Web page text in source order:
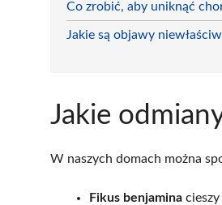
Co zrobić, aby uniknąć
Jakie są objawy
Jakie
W naszych domach można
Fikus benjamina